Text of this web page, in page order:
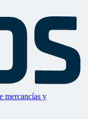
mercancías y